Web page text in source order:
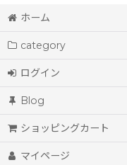
ホーム
category
ログイン
Blog
ショッピングカート
マイページ